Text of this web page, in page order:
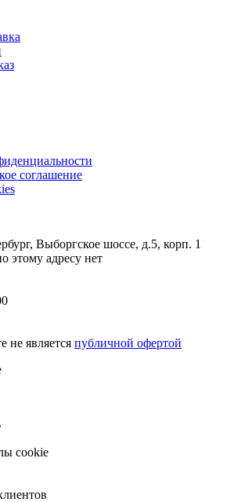
соглашение
Выборгское шоссе, д.5, корп. 1
этому адресу нет
не является публичной офертой
cookie